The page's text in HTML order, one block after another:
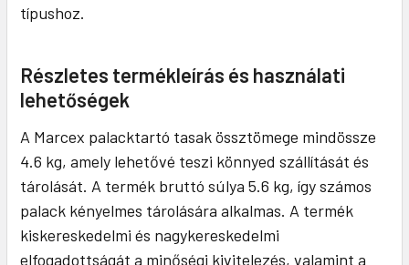
típushoz.
Részletes termékleírás és használati
lehetőségek
A Marcex palacktartó tasak össztömege mindössze
4.6 kg, amely lehetővé teszi könnyed szállítását és
tárolását. A termék bruttó súlya 5.6 kg, így számos
palack kényelmes tárolására alkalmas. A termék
kiskereskedelmi és nagykereskedelmi
elfogadottságát a minőségi kivitelezés, valamint a